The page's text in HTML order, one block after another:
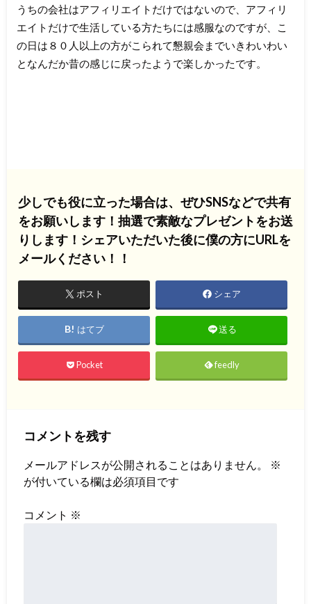
うちの会社はアフィリエイトだけではないので、アフィリ
エイトだけで生活している方たちには感服なのですが、こ
の日は８０人以上の方がこられて懇親会までいきわいわい
となんだか昔の感じに戻ったようで楽しかったです。
少しでも役に立った場合は、ぜひSNSなどで共有
をお願いします！抽選で素敵なプレゼントをお送
りします！シェアいただいた後に僕の方にURLを
メールください！！
ポスト シェア
はてブ 送る
Pocket feedly
コメントを残す
メールアドレスが公開されることはありません。
※
が付いている欄は必須項目です
コメント ※